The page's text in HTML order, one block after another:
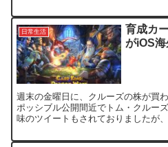
日常生活
育成カ
がiOS
週末の金曜日に、クルーズの株が買
ポッシブル公開間近でトム・クルー
味のツイートもされておりましたが
（C...